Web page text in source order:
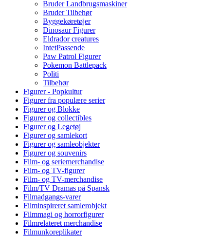
Bruder Landbrugsmaskiner
Bruder Tilbehør
Byggekøretøjer
Dinosaur Figurer
Eldrador creatures
IntetPassende
Paw Patrol Figurer
Pokemon Battlepack
Politi
Tilbehør
Figurer - Popkultur
Figurer fra populære serier
Figurer og Blokke
Figurer og collectibles
Figurer og Legetøj
Figurer og samlekort
Figurer og samleobjekter
Figurer og souvenirs
Film- og seriemerchandise
Film- og TV-figurer
Film- og TV-merchandise
Film/TV Dramas på Spansk
Filmadgangs-varer
Filminspireret samlerobjekt
Filmmagi og horrorfigurer
Filmrelateret merchandise
Filmunkoreplikater